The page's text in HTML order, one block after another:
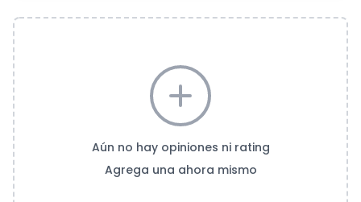
Aún no hay opiniones ni rating
Agrega una ahora mismo